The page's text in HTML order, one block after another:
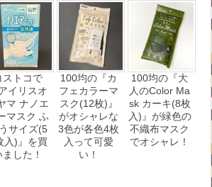
ストコで
アイリスオ
マ ナノエ
マスク ふ
サイズ(5
入)』を買
ました！
100均の『カ
フェカラーマ
スク(12枚)』
がオシャレな
3色が各色4枚
入って可愛
い！
100均の『大
人のColor Ma
sk カーキ(8枚
入)』が緑色の
不織布マスク
でオシャレ！